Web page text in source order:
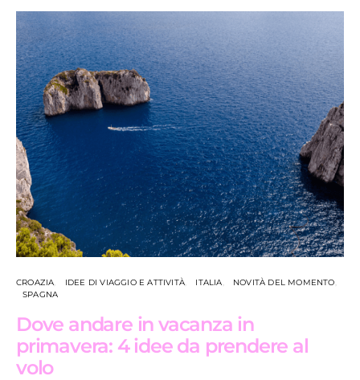
CROAZIA IDEE DI VIAGGIO E ATTIVITÀ ITALIA
NOVITÀ DEL MOMENTO
SPAGNA
Dove andare in vacanza in
primavera: 4 idee da prendere al
volo